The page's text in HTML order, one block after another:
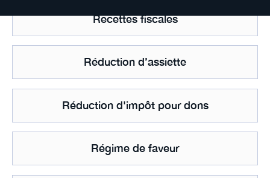
Recettes fiscales
Réduction d’assiette
Réduction d'impôt pour dons
Régime de faveur